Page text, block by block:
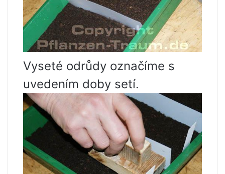
Vyseté odrůdy označíme s
uvedením doby setí.